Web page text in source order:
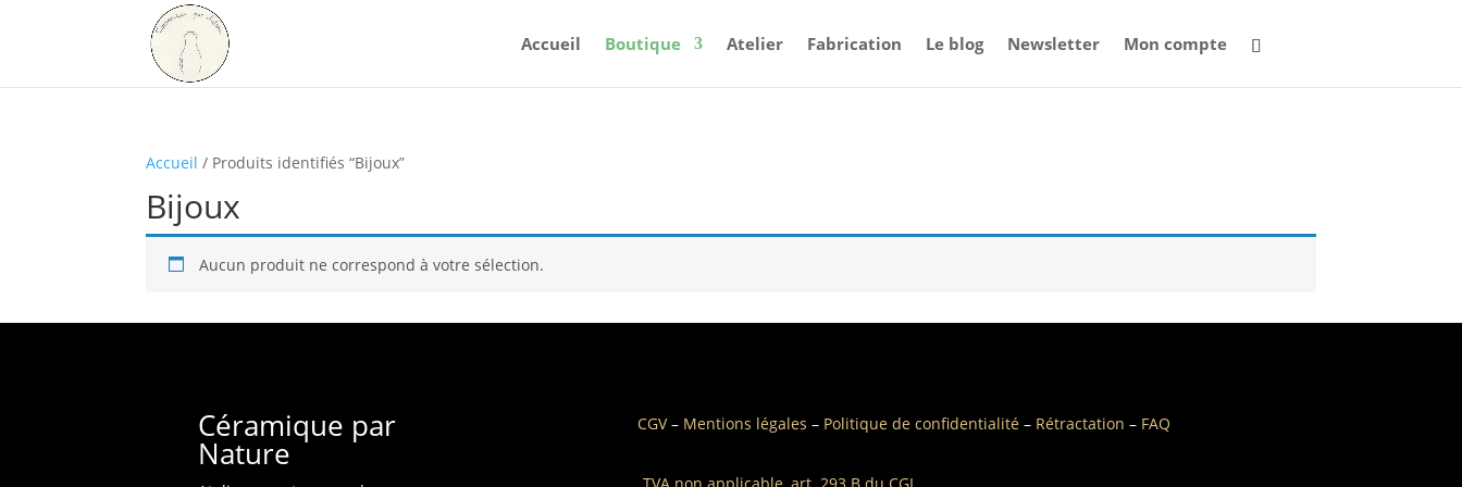
Accueil Boutique Atelier Fabrication Le blog Newsletter Mon compte
Accueil / Produits identifiés “Bijoux”
Bijoux
Aucun produit ne correspond à votre sélection.
Céramique par
Nature
CGV– Mentions légales – Politique de confidentialité – Rétractation – FAQ